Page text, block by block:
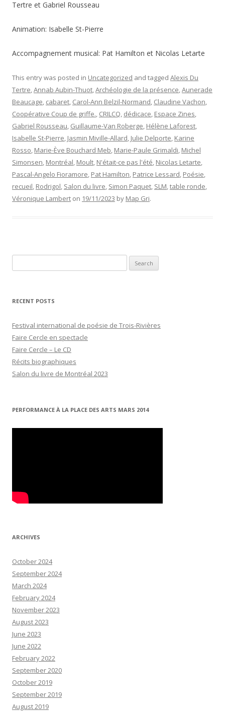
Tertre et Gabriel Rousseau
Animation: Isabelle St-Pierre
Accompagnement musical: Pat Hamilton et Nicolas Letarte
This entry was posted in Uncategorized and tagged Alexis Du
Tertre,Annab Aubin-Thuot,Archéologie de la présence,Aunerade
Beaucage, cabaret, Carol-Ann Belzil-Normand, Claudine Vachon,
Coopérative Coup de griffe., CRILCQ, dédicace, Espace Zines,
Gabriel Rousseau, Guillaume-Van Roberge, Hélène Laforest,
Isabelle St-Pierre, Jasmin Miville-Allard, Julie Delporte, Karine
Rosso, Marie-Ève Bouchard Meb, Marie-Paule Grimaldi, Michel
Simonsen, Montréal, Moult, N'était-ce pas l'été, Nicolas Letarte,
Pascal-Angelo Fioramore, Pat Hamilton, Patrice Lessard, Poésie,
recueil, Rodrigol, Salon du livre, Simon Paquet, SLM,table ronde,
Véronique Lambert on 19/11/2023 by Map Gri.
for:
RECENT POSTS
Festival international de poésie de Trois-Rivières
Faire Cercle en spectacle
Faire Cercle – Le CD
Récits biographiques
Salon du livre de Montréal 2023
PERFORMANCE À LA PLACE DES ARTS MARS 2014
ARCHIVES
October 2024
September 2024
March 2024
February 2024
November 2023
August 2023
June 2023
June 2022
February 2022
September 2020
October 2019
September 2019
August 2019